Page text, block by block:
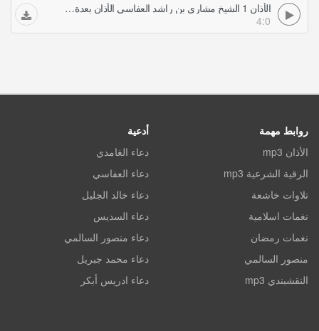
الأذان 1 الشيخ مشاري بن راشد العفاسي الأذان بعدة أصوات ندية
4:0
روابط مهمة
الأذان mp3
الرقية الشرعية mp3
تلاوات خاشعة
نغمات اسلامية
نغمات رمضان
منصور السالمي
النقشبندي mp3
أدعية
دعاء الغامدي
دعاء العفاسي
دعاء خالد الجليل
دعاء السديس
دعاء منصور السالمي
دعاء محمد جبريل
دعاء ادريس أبكر